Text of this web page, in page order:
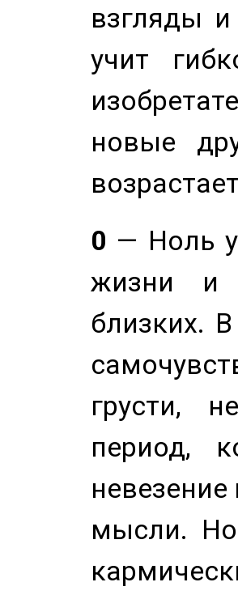
взгляды
учит
новые
0 — Ноль
жизни и
близких.
грусти,
период,
мысли.